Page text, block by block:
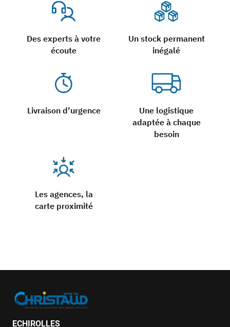
Des experts à votre
écoute
Un stock permanent
inégalé
Livraison d’urgence
Une logistique
adaptée à chaque
besoin
Les agences, la
carte proximité
ECHIROLLES